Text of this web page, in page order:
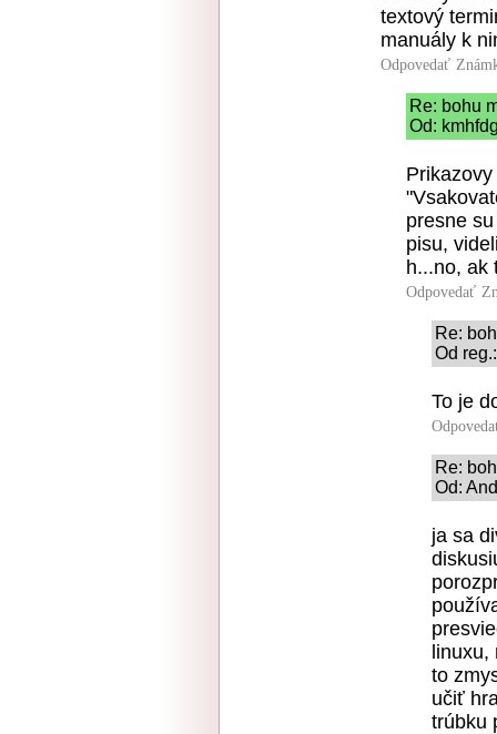
textový
manuály k
Odpovedať
Re: bohu
Od:
presne
pisu,
h...no, ak
Odpovedať
Re:
Od
To je
Re:
Od:
ja sa
to
učiť
trúbku